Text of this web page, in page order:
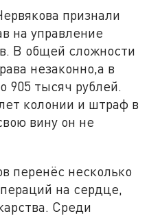
признали
на управление
В общей сложности
незаконно,а в
905 тысяч рублей.
колонии и штраф в
вину он не
перенёс несколько
на сердце,
Среди